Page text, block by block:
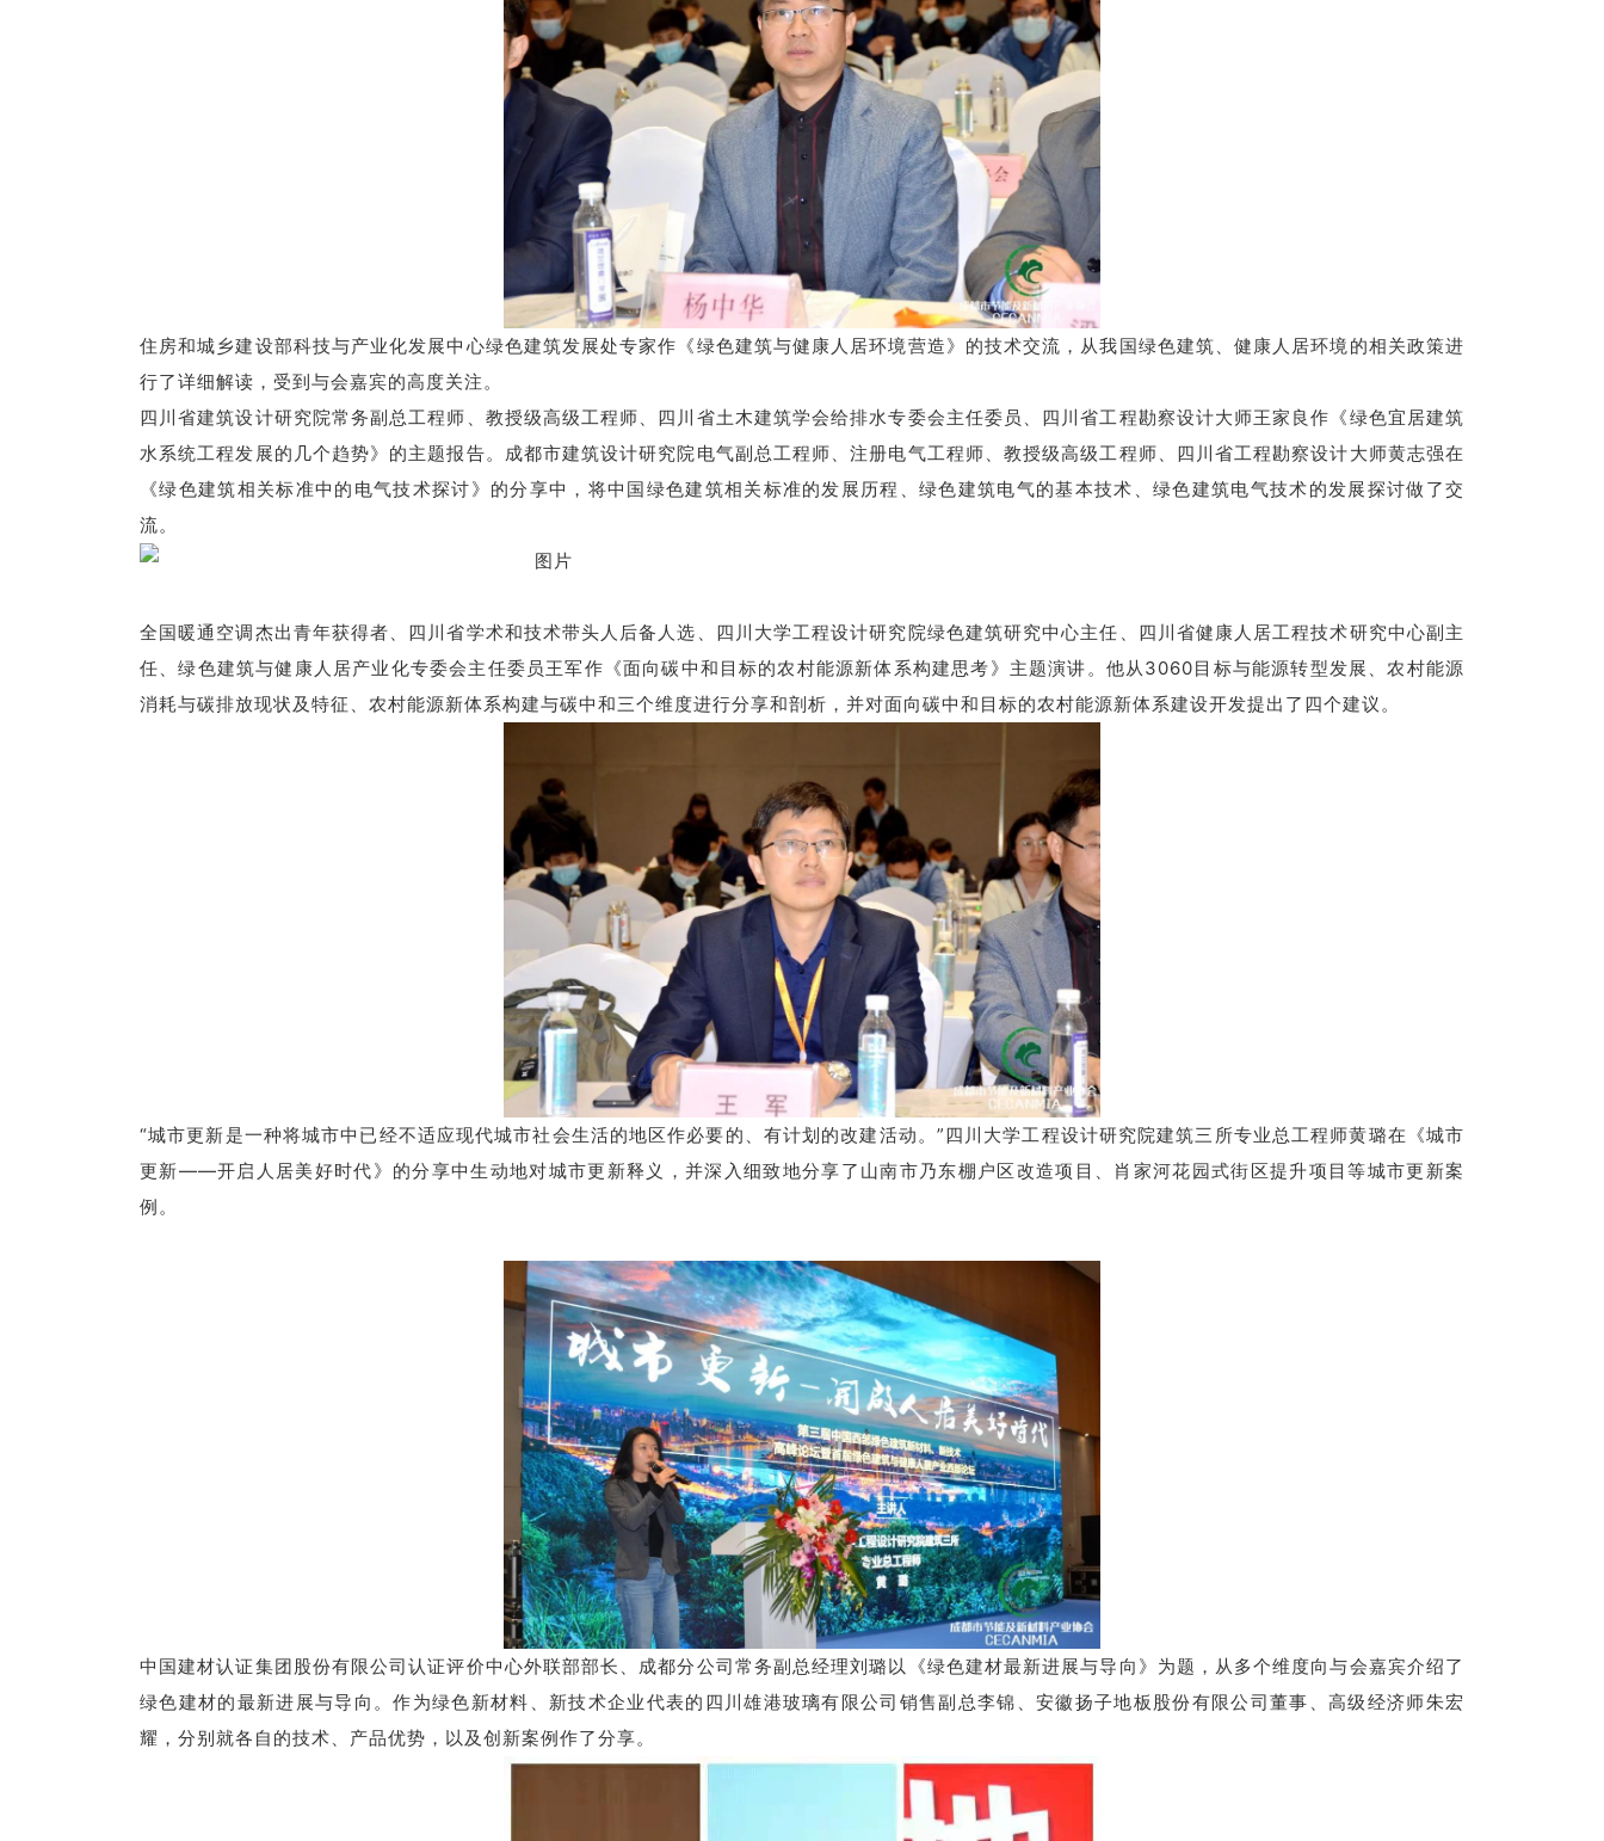
住房和城乡建设部科技与产业化发展中心绿色建筑发展处专家作《绿色建筑与健康人居环境营造》的技术交流，从我国绿色建筑、健康人居环境的相关政策进
行了详细解读，受到与会嘉宾的高度关注。
四川省建筑设计研究院常务副总工程师、教授级高级工程师、四川省土木建筑学会给排水专委会主任委员、四川省工程勘察设计大师王家良作《绿色宜居建筑
水系统工程发展的几个趋势》的主题报告。成都市建筑设计研究院电气副总工程师、注册电气工程师、教授级高级工程师、四川省工程勘察设计大师黄志强在
《绿色建筑相关标准中的电气技术探讨》的分享中，将中国绿色建筑相关标准的发展历程、绿色建筑电气的基本技术、绿色建筑电气技术的发展探讨做了交
流。
全国暖通空调杰出青年获得者、四川省学术和技术带头人后备人选、四川大学工程设计研究院绿色建筑研究中心主任、四川省健康人居工程技术研究中心副主
任、绿色建筑与健康人居产业化专委会主任委员王军作《面向碳中和目标的农村能源新体系构建思考》主题演讲。他从3060目标与能源转型发展、农村能源
消耗与碳排放现状及特征、农村能源新体系构建与碳中和三个维度进行分享和剖析，并对面向碳中和目标的农村能源新体系建设开发提出了四个建议。
“城市更新是一种将城市中已经不适应现代城市社会生活的地区作必要的、有计划的改建活动。”四川大学工程设计研究院建筑三所专业总工程师黄璐在《城市
更新——开启人居美好时代》的分享中生动地对城市更新释义，并深入细致地分享了山南市乃东棚户区改造项目、肖家河花园式街区提升项目等城市更新案
例。
中国建材认证集团股份有限公司认证评价中心外联部部长、成都分公司常务副总经理刘璐以《绿色建材最新进展与导向》为题，从多个维度向与会嘉宾介绍了
绿色建材的最新进展与导向。作为绿色新材料、新技术企业代表的四川雄港玻璃有限公司销售副总李锦、安徽扬子地板股份有限公司董事、高级经济师朱宏
耀，分别就各自的技术、产品优势，以及创新案例作了分享。